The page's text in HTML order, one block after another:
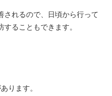
されるので、日頃から行って
ることもできます。
ります。